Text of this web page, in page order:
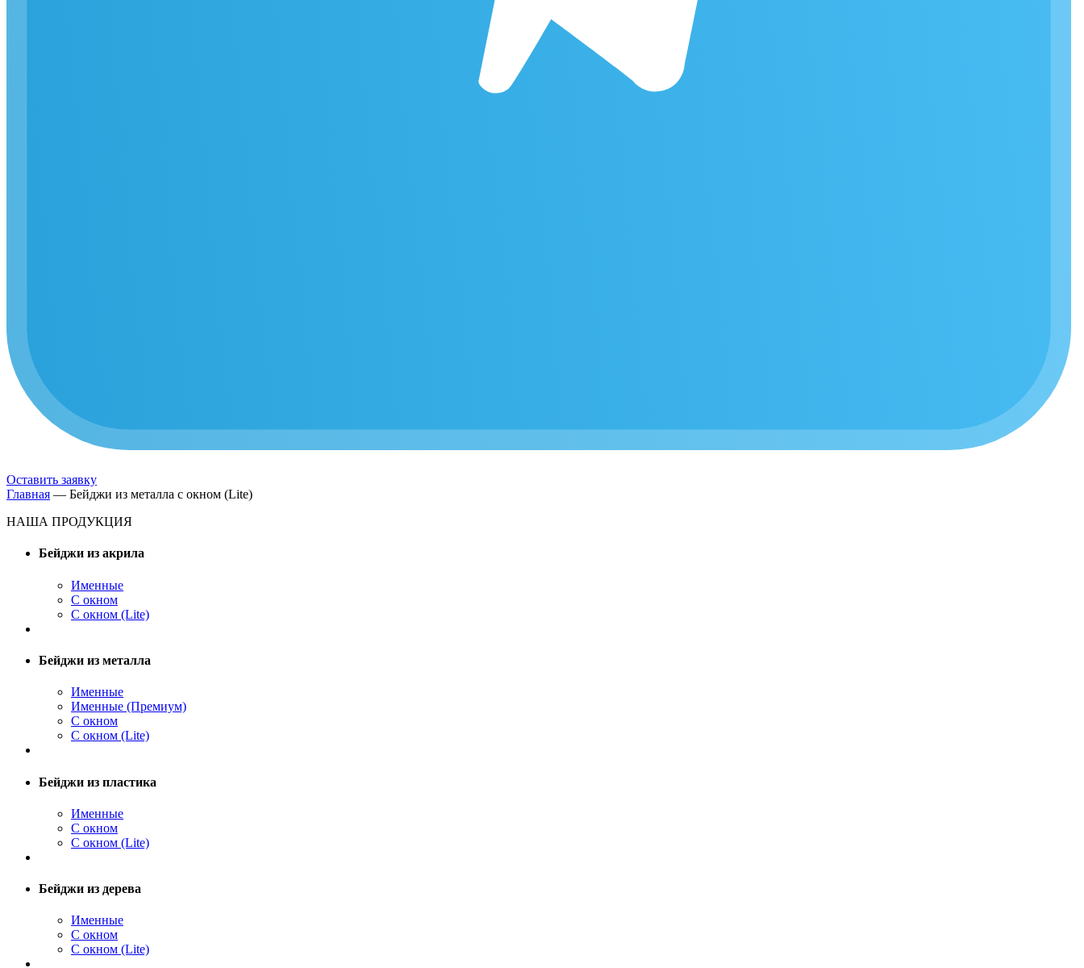
Оставить заявку
Главная — Бейджи из металла с окном (Lite)
НАША ПРОДУКЦИЯ
Бейджи из акрила
Именные
С окном
С окном (Lite)
Бейджи из металла
Именные
Именные (Премиум)
С окном
С окном (Lite)
Бейджи из пластика
Именные
С окном
С окном (Lite)
Бейджи из дерева
Именные
С окном
С окном (Lite)